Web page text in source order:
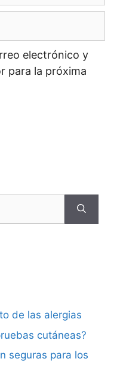
electrónico y
para la próxima
de las alergias
cutáneas?
seguras para los